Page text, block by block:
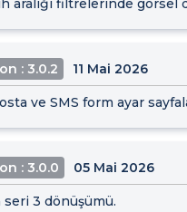
: 3.0.2 11 Mai 2026
ve SMS form ayar
: 3.0.0 05 Mai 2026
seri 3 dönüşümü.